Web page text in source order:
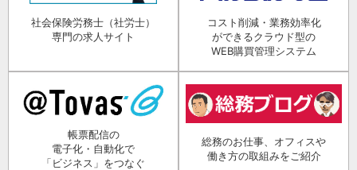
社会保険労務士（社労士）
専門の求人サイト
コスト削減・業務効率化
ができるクラウド型の
WEB購買管理システム
帳票配信の
電子化・自動化で
「ビジネス」をつなぐ
総務のお仕事、オフィスや
働き方の取組みをご紹介